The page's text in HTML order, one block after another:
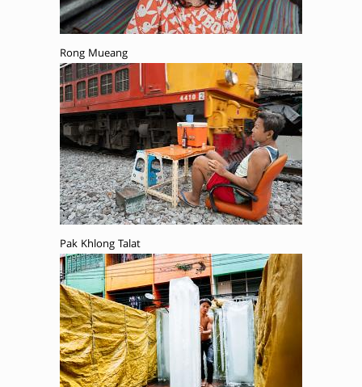
Rong Mueang
Pak Khlong Talat